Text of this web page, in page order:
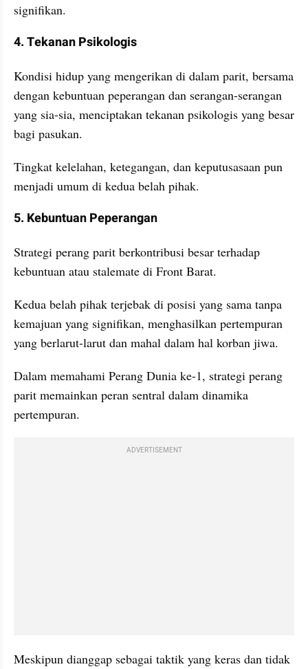
signifikan.
4. Tekanan Psikologis
Kondisi hidup yang mengerikan di dalam parit, bersama
dengan kebuntuan peperangan dan serangan-serangan
yang sia-sia, menciptakan tekanan psikologis yang besar
bagi pasukan.
Tingkat kelelahan, ketegangan, dan keputusasaan pun
menjadi umum di kedua belah pihak.
5. Kebuntuan Peperangan
Strategi perang parit berkontribusi besar terhadap
kebuntuan atau stalemate di Front Barat.
Kedua belah pihak terjebak di posisi yang sama tanpa
kemajuan yang signifikan, menghasilkan pertempuran
yang berlarut-larut dan mahal dalam hal korban jiwa.
Dalam memahami Perang Dunia ke-1, strategi perang
parit memainkan peran sentral dalam dinamika
pertempuran.
ADVERTISEMENT
Meskipun dianggap sebagai taktik yang keras dan tidak